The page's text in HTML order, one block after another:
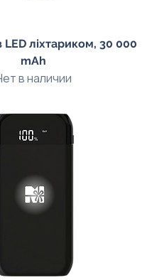
ліхтариком, 30 000
mAh
в наличии